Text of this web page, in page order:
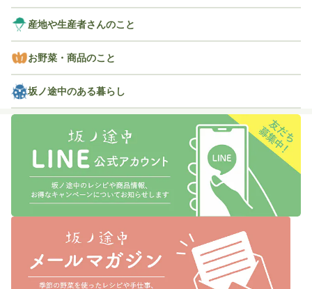
産地や生産者さんのこと
お野菜・商品のこと
坂ノ途中のある暮らし